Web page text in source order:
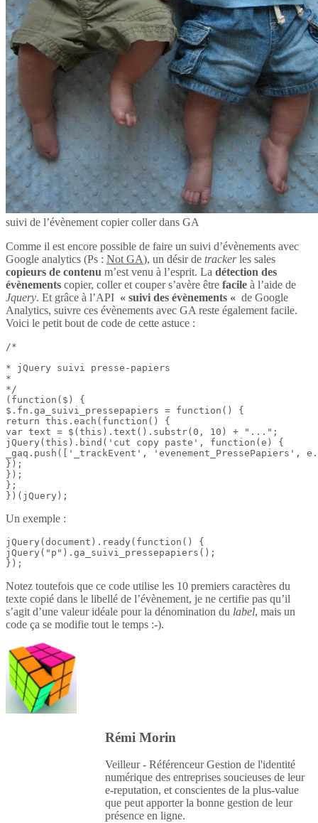
suivi de l’évènement copier coller dans GA
Comme il est encore possible de faire un suivi d’évènements avec
Google analytics (Ps : Not GA), un désir de trackerles sales
copieurs de contenu m’est venu à l’esprit. La détection des
évènements copier, coller et couper s’avère être facile à l’aide de
Jquery. Et grâce à l’API « suivi des évènements « de Google
Analytics, suivre ces évènements avec GA reste également facile.
Voici le petit bout de code de cette astuce :
/*
* jQuery suivi presse-papiers
*
*/
(function($) {
$.fn.ga_suivi_pressepapiers = function() {
return this.each(function() {
var text = $(this).text().substr(0, 10) + "...";
jQuery(this).bind('cut copy paste', function(e) {
_gaq.push(['_trackEvent', 'evenement_PressePapiers',
});
});
};
})(jQuery);
Un exemple :
jQuery(document).ready(function() {
jQuery("p").ga_suivi_pressepapiers();
});
Notez toutefois que ce code utilise les 10 premiers caractères du
texte copié dans le libellé de l’évènement, je ne certifie pas qu’il
s’agit d’une valeur idéale pour la dénomination du label, mais un
code ça se modifie tout le temps :-).
Rémi Morin
Veilleur - Référenceur Gestion de l'identité
numérique des entreprises soucieuses de leur
e-reputation, et conscientes de la plus-value
que peut apporter la bonne gestion de leur
présence en ligne.